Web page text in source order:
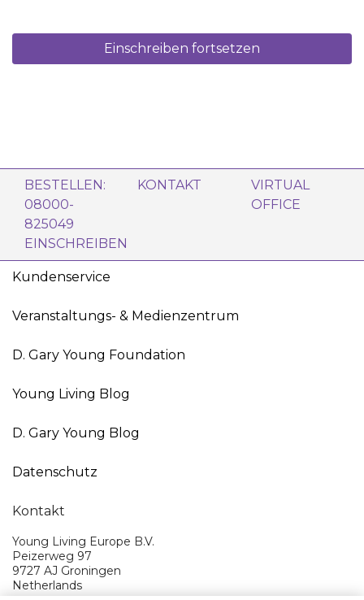
Einschreiben fortsetzen
BESTELLEN:
08000-
825049
KONTAKT
VIRTUAL
OFFICE
EINSCHREIBEN
Kundenservice
Veranstaltungs- & Medienzentrum
D. Gary Young Foundation
Young Living Blog
D. Gary Young Blog
Datenschutz
Kontakt
Young Living Europe B.V.
Peizerweg 97
9727 AJ Groningen
Netherlands